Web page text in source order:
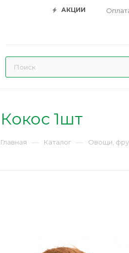
АКЦИИ
Кокос 1шт
Главная — Каталог — Овощи,